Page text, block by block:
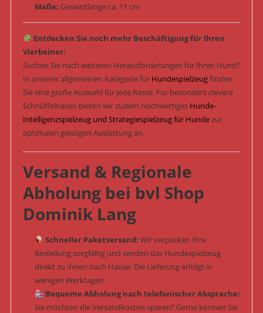
Maße: Gesamtlänge ca. 11 cm
Entdecken Sie noch mehr Beschäftigung für Ihren
Vierbeiner:
Suchen Sie nach weiteren Herausforderungen für Ihren Hund?
In unserer allgemeinen Kategorie für Hundespielzeugfinden
Sie eine große Auswahl für jede Rasse. Für besonders clevere
Schnüffelnasen bieten wir zudem hochwertiges Hunde-
Intelligenzspielzeug und Strategiespielzeug für Hundezur
optimalen geistigen Auslastung an.
Versand & Regionale
Abholung bei bvl Shop
Dominik Lang
Schneller Paketversand: Wir verpacken Ihre
Bestellung sorgfältig und senden das Hundespielzeug
direkt zu Ihnen nach Hause. Die Lieferung erfolgt in
wenigen Werktagen.
Bequeme Abholung nach telefonischer Absprache:
Sie möchten die Versandkosten sparen? Gerne können Sie